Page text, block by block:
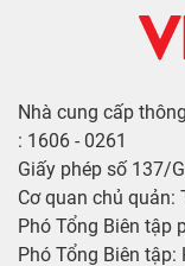
Nhà cung cấp
: 1606 - 0261
Giấy phép số 137/
Cơ quan chủ quản:
Phó Tổng Biên tập
Phó Tổng Biên